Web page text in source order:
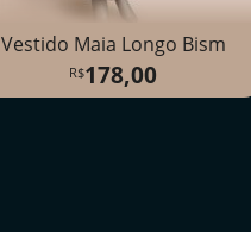
Vestido Maia Longo Bism
178,00